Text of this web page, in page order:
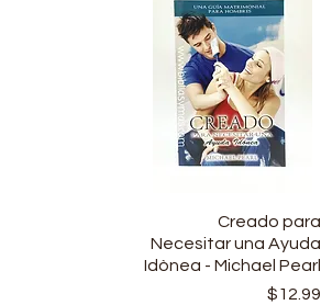
Quick View
Creado para
Necesitar una Ayuda
Idònea - Michael Pearl
Price
$12.99